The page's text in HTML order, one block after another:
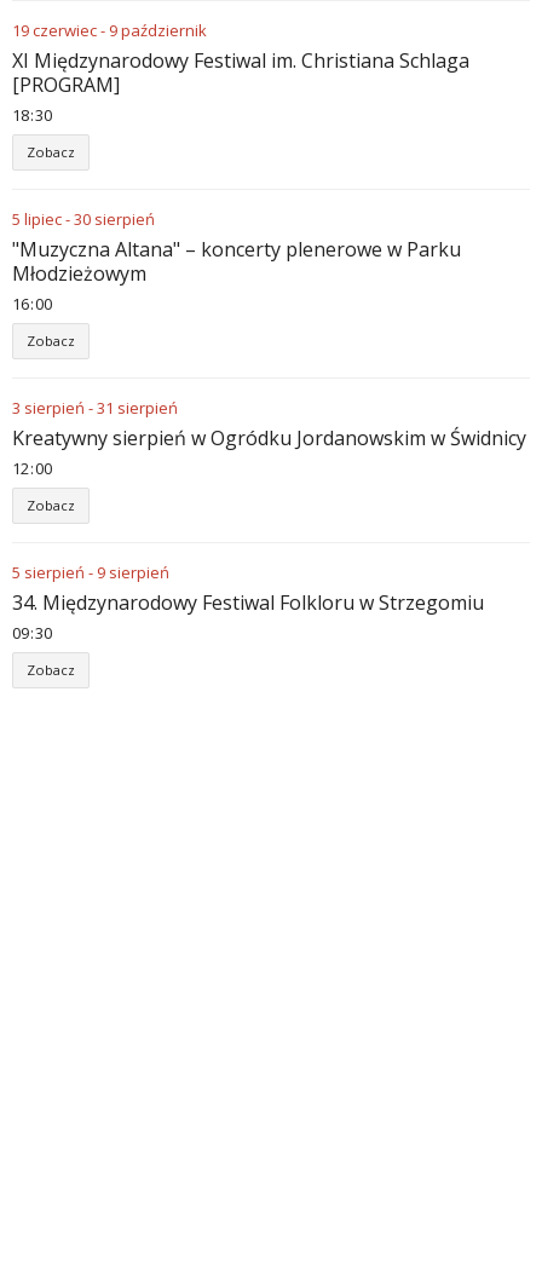
19czerwiec- 9październik
XI Międzynarodowy Festiwal im. Christiana Schlaga
[PROGRAM]
18:30
Zobacz
5 lipiec-30 sierpień
"Muzyczna Altana" – koncerty plenerowe w Parku
Młodzieżowym
16:00
Zobacz
3 sierpień -31 sierpień
Kreatywny sierpień w Ogródku Jordanowskim w Świdnicy
12:00
Zobacz
5 sierpień - 9 sierpień
34. Międzynarodowy Festiwal Folkloru w Strzegomiu
09:30
Zobacz